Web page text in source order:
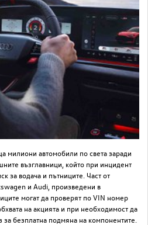
милиони автомобили по света заради
възглавници, който при инцидент
за водача и пътниците. Част от
и Audi, произведени в
могат да проверят по VIN номер
на акцията и при необходимост да
за безплатна подмяна на компонентите.